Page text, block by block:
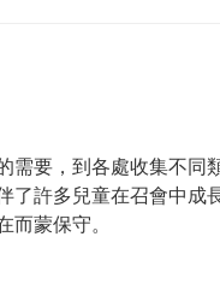
要，到各處收集不
許多兒童在召會中成長
而蒙保守。